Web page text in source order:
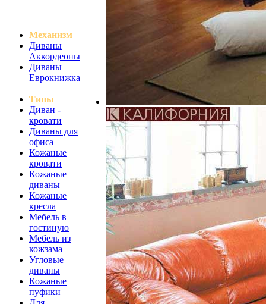
Механизм
Диваны
Аккордеоны
Диваны
Еврокнижка
Типы
Диван -
кровати
Диваны для
офиса
Кожаные
кровати
Кожаные
диваны
Кожаные
кресла
Мебель в
гостиную
Мебель из
кожзама
Угловые
диваны
Кожаные
пуфики